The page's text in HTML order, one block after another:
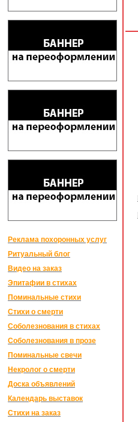
Реклама похоронных услуг
Ритуальный блог
Видео на заказ
Эпитафии в стихах
Поминальные стихи
Стихи о смерти
Соболезнования в стихах
Соболезнования в прозе
Поминальные свечи
Некролог о смерти
Доска объявлений
Календарь выставок
Стихи на заказ